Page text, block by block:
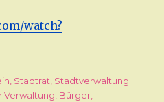
watch?
, Stadtrat, Stadtverwaltung
Verwaltung, Bürger,